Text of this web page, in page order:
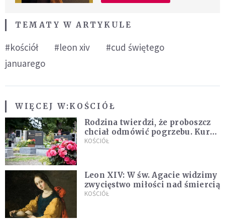
TEMATY W ARTYKULE
#kościół #leon xiv
#cud świętego
januarego
WIĘCEJ W:KOŚCIÓŁ
Rodzina twierdzi, że proboszcz
chciał odmówić pogrzebu. Kuria
zapowiada wyjaśnienia
KOŚCIÓŁ
Leon XIV: W św. Agacie widzimy
zwycięstwo miłości nad śmiercią
KOŚCIÓŁ